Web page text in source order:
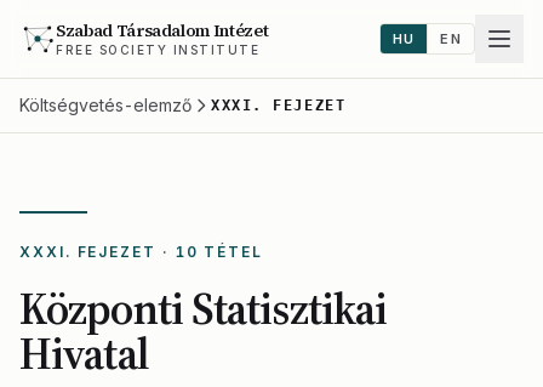
Szabad Társadalom Intézet
FREE SOCIETY INSTITUTE
HU EN
Költségvetés-elemző XXXI. FEJEZET
XXXI. FEJEZET · 10 TÉTEL
Központi Statisztikai
Hivatal